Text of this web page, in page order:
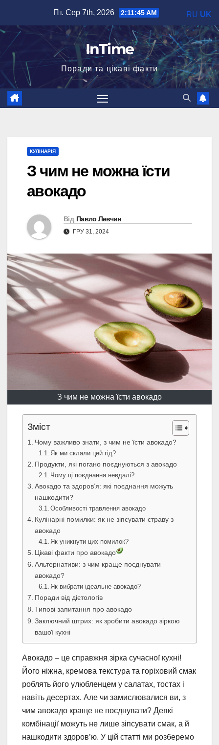
вмісту
Пт. Сер 7th, 2026 2:11:46 AM
InTime
Поради та цікаві факти
КУЛІНАРІЯ
З чим не можна їсти
авокадо
Від Павло Левчин
ГРУ 31, 2024
З чим не можна їсти авокадо
Зміст
Чому важливо знати, з чим не їсти авокадо?
Як ми склали цей гід?
Продукти, які погано поєднуються з авокадо
Чому ці поєднання невдалі?
Авокадо та здоров’я: які поєднання можуть
нашкодити?
Особливості травлення авокадо
Кулінарні помилки: як не зіпсувати страву з
авокадо
Як уникнути цих помилок?
Цікаві факти про авокадо
Альтернативи: з чим краще поєднувати
авокадо?
Як вибрати ідеальне авокадо?
Поради від дієтологів
Типові запитання про авокадо
Заключний штрих: як зробити авокадо зіркою
вашої кухні
Авокадо – це справжня зірка сучасної кухні!
Його ніжна, кремова текстура та горіховий смак
роблять його улюбленцем у салатах, тостах і
навіть десертах. Але чи замислювалися ви, з
чим авокадо краще не поєднувати? Деякі
комбінації можуть не лише зіпсувати смак, а й
нашкодити здоров’ю. У цій статті ми розберемо
RU UK